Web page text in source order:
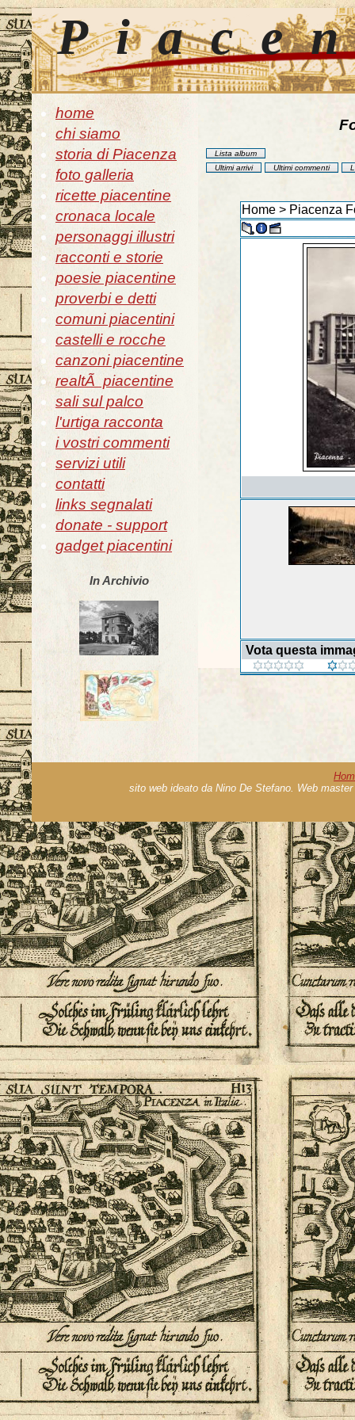
home
chi siamo
storia di Piacenza
foto galleria
ricette piacentine
cronaca locale
personaggi illustri
racconti e storie
poesie piacentine
proverbi e detti
comuni piacentini
castelli e rocche
canzoni piacentine
realtÃ piacentine
sali sul palco
l'urtiga racconta
i vostri commenti
servizi utili
contatti
links segnalati
donate - support
gadget piacentini
In Archivio
Lista album
Ultimi arrivi
Ultimi commenti
Home > Piacenza
Vota questa
sito web ideato da Nino De Stefano. Web